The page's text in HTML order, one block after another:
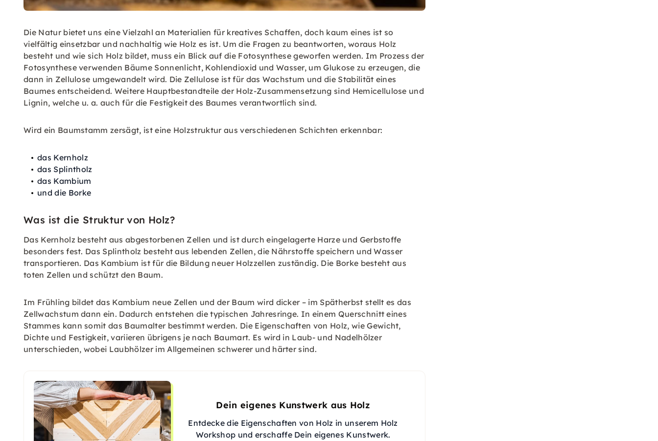
Die Natur bietet uns eine Vielzahl an Materialien für kreatives Schaffen, doch kaum eines ist so
vielfältig einsetzbar und nachhaltig wie Holz es ist. Um die Fragen zu beantworten, woraus Holz
besteht und wie sich Holz bildet, muss ein Blick auf die Fotosynthese geworfen werden. Im Prozess der
Fotosynthese verwenden Bäume Sonnenlicht, Kohlendioxid und Wasser, um Glukose zu erzeugen, die
dann in Zellulose umgewandelt wird. Die Zellulose ist für das Wachstum und die Stabilität eines
Baumes entscheidend. Weitere Hauptbestandteile der Holz-Zusammensetzung sind Hemicellulose und
Lignin, welche u. a. auch für die Festigkeit des Baumes verantwortlich sind.
Wird ein Baumstamm zersägt, ist eine Holzstruktur aus verschiedenen Schichten erkennbar:
das Kernholz
das Splintholz
das Kambium
und die Borke
Was ist die Struktur von Holz?
Das Kernholz besteht aus abgestorbenen Zellen und ist durch eingelagerte Harze und Gerbstoffe
besonders fest. Das Splintholz besteht aus lebenden Zellen, die Nährstoffe speichern und Wasser
transportieren. Das Kambium ist für die Bildung neuer Holzzellen zuständig. Die Borke besteht aus
toten Zellen und schützt den Baum.
Im Frühling bildet das Kambium neue Zellen und der Baum wird dicker – im Spätherbst stellt es das
Zellwachstum dann ein. Dadurch entstehen die typischen Jahresringe. In einem Querschnitt eines
Stammes kann somit das Baumalter bestimmt werden. Die Eigenschaften von Holz, wie Gewicht,
Dichte und Festigkeit, variieren übrigens je nach Baumart. Es wird in Laub- und Nadelhölzer
unterschieden, wobei Laubhölzer im Allgemeinen schwerer und härter sind.
Dein eigenes Kunstwerk aus Holz
Entdecke die Eigenschaften von Holz in unserem Holz
Workshop und erschaffe Dein eigenes Kunstwerk.